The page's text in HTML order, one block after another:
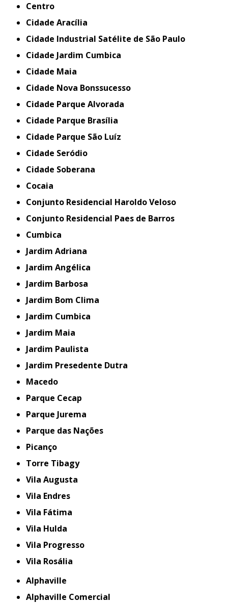
Centro
Cidade Aracília
Cidade Industrial Satélite de São Paulo
Cidade Jardim Cumbica
Cidade Maia
Cidade Nova Bonssucesso
Cidade Parque Alvorada
Cidade Parque Brasília
Cidade Parque São Luíz
Cidade Seródio
Cidade Soberana
Cocaia
Conjunto Residencial Haroldo Veloso
Conjunto Residencial Paes de Barros
Cumbica
Jardim Adriana
Jardim Angélica
Jardim Barbosa
Jardim Bom Clima
Jardim Cumbica
Jardim Maia
Jardim Paulista
Jardim Presedente Dutra
Macedo
Parque Cecap
Parque Jurema
Parque das Nações
Picanço
Torre Tibagy
Vila Augusta
Vila Endres
Vila Fátima
Vila Hulda
Vila Progresso
Vila Rosália
Alphaville
Alphaville Comercial